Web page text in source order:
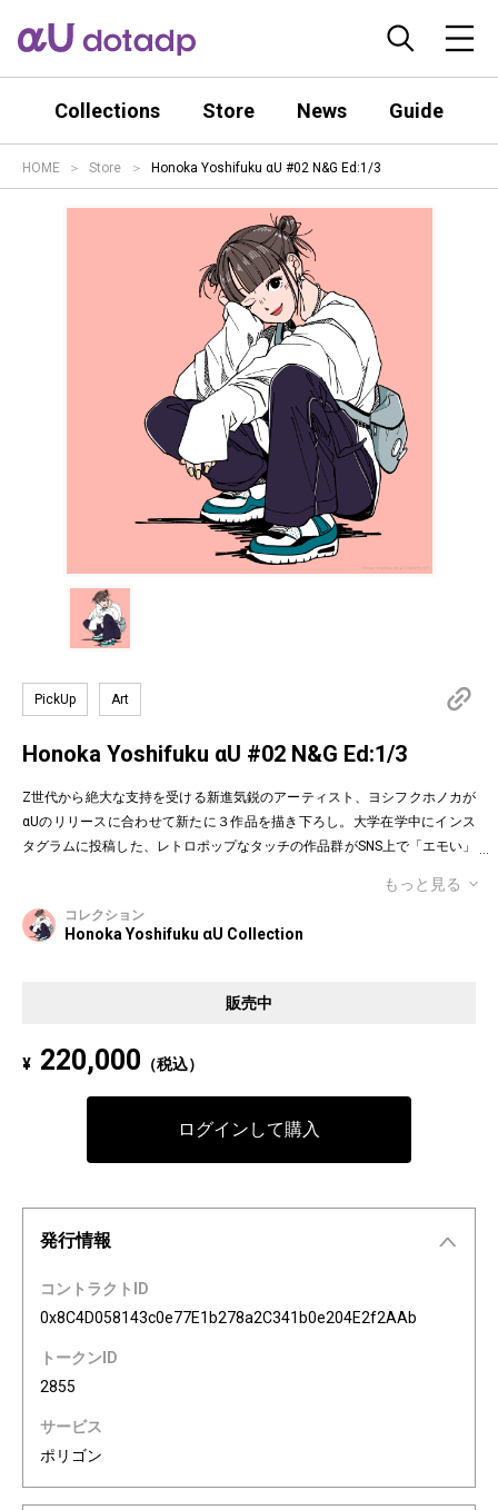
Collections Store News Guide
HOME Store Honoka Yoshifuku αU #02 N&G Ed:1/3
PickUp Art
Honoka Yoshifuku αU #02 N&G Ed:1/3
Z世代から絶大な支持を受ける新進気鋭のアーティスト、ヨシフクホノカが
αUのリリースに合わせて新たに３作品を描き下ろし。大学在学中にインス
タグラムに投稿した、レトロポップなタッチの作品群がSNS上で「エモい」
Reebokなどの大手アパレルブランドとのコラボレーションを次々と実現。
昨年はシンガポールのアートフェスに特別ゲストとして招待されるなど、海
外での評価も高まっている。3種類各限定3エディションの特別版NFTには、
もっと見る
コレクション
Honoka Yoshifuku αU Collection
販売中
¥ 220,000 （税込）
ログインして購入
発行情報
コントラクトID
0x8C4D058143c0e77E1b278a2C341b0e204E2f2AAb
トークンID
2855
サービス
ポリゴン